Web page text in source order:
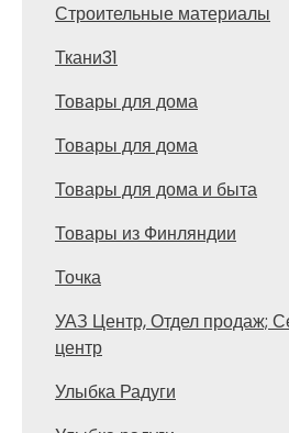
Строительные материалы
Ткани31
Товары для дома
Товары для дома
Товары для дома и быта
Товары из Финляндии
Точка
УАЗ Центр, Отдел продаж;
центр
Улыбка Радуги